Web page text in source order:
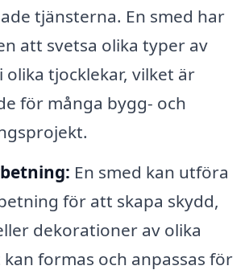
tjänsterna. En smed har
att svetsa olika typer av
olika tjocklekar, vilket är
för många bygg- och
En smed kan utföra
för att skapa skydd,
dekorationer av olika
kan formas och anpassas för